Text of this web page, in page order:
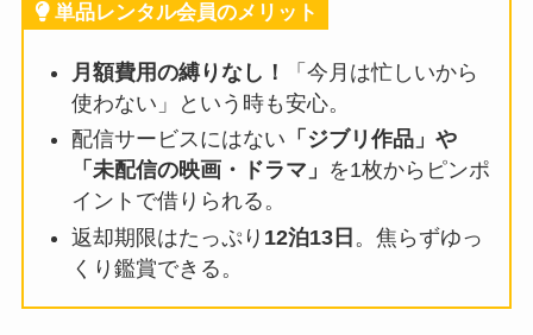
単品レンタル会員のメリット
月額費用の縛りなし！
「今月は忙しいから
使わない」という時も安心。
配信サービスにはない 「ジブリ作品」や
「未配信の映画・ドラマ」 を1枚からピンポ
イントで借りられる。
返却期限はたっぷり 12泊13日 。焦らずゆっ
くり鑑賞できる。